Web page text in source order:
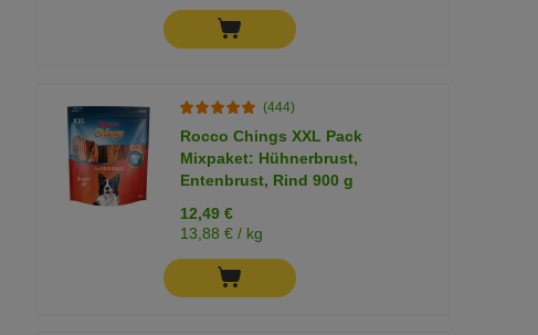
(444)
Rocco Chings XXL Pack
Mixpaket: Hühnerbrust,
Entenbrust, Rind 900 g
12,49 €
13,88 € / kg